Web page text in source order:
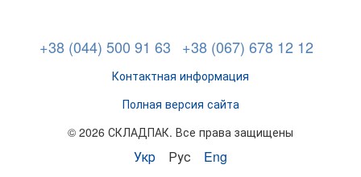
+38 (044) 500 91 63 +38 (067) 678 12 12
Контактная информация
Полная версия сайта
© 2026 СКЛАДПАК. Все права защищены
Укр Рус Eng